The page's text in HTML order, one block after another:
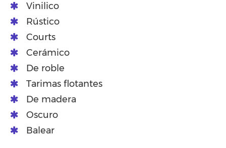
Vinilico
Rústico
Courts
Cerámico
De roble
Tarimas flotantes
De madera
Oscuro
Balear